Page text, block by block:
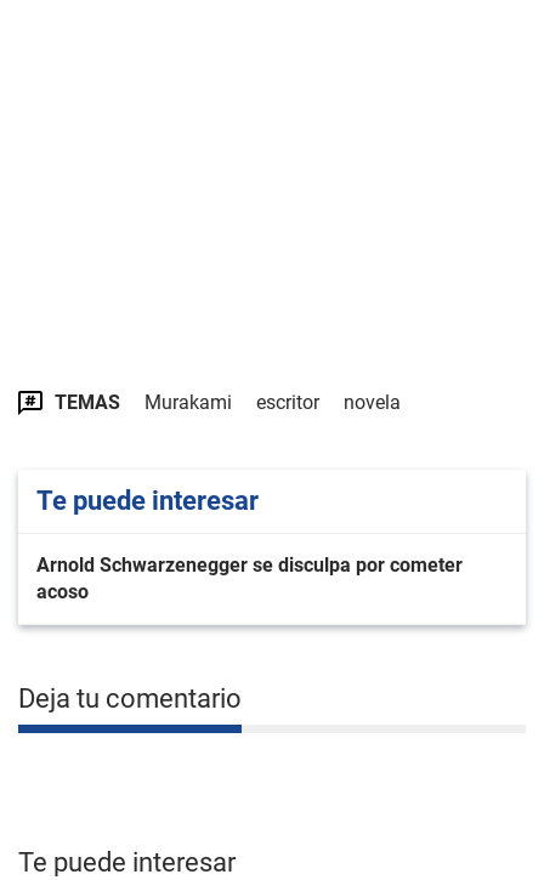
TEMAS Murakami escritor novela
Te puede interesar
Arnold Schwarzenegger se disculpa por cometer
acoso
Deja tu comentario
Te puede interesar